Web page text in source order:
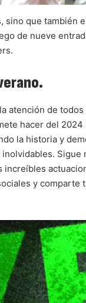
sino que también
de nueve
atención de
hacer del 2024
la historia y
Sigue
y comparte